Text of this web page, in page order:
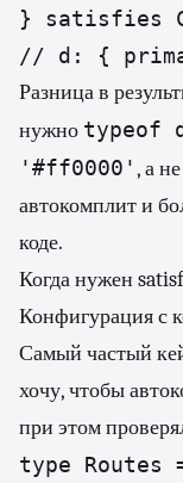
} satisfies
// d: {
Разница в
нужно typeof
'#ff0000', а не
автокомплит и
коде.
Когда нужен
Конфигурация с
Самый частый
хочу, чтобы
при этом
type